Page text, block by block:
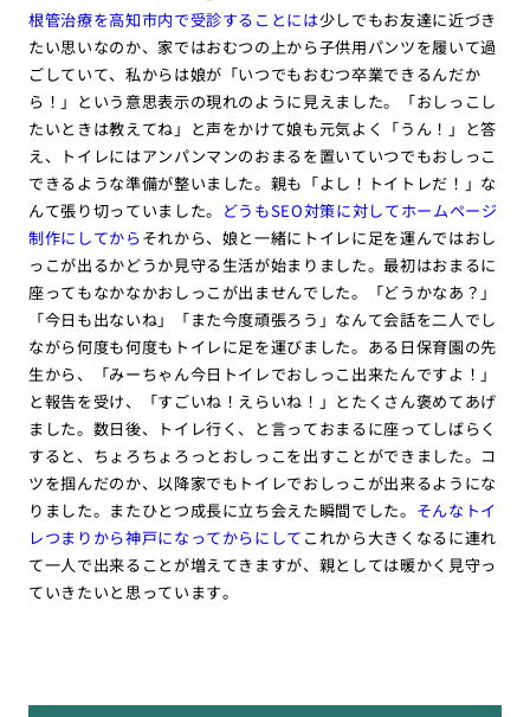
根管治療を高知市内で受診することには少しでもお友達に近づき
たい思いなのか、家ではおむつの上から子供用パンツを履いて過
ごしていて、私からは娘が「いつでもおむつ卒業できるんだか
ら！」という意思表示の現れのように見えました。「おしっこし
たいときは教えてね」と声をかけて娘も元気よく「うん！」と答
え、トイレにはアンパンマンのおまるを置いていつでもおしっこ
できるような準備が整いました。親も「よし！トイトレだ！」な
んて張り切っていました。 どうもSEO対策に対してホームページ
制作にしてからそれから、娘と一緒にトイレに足を運んではおし
っこが出るかどうか見守る生活が始まりました。最初はおまるに
座ってもなかなかおしっこが出ませんでした。「どうかなあ？」
「今日も出ないね」「また今度頑張ろう」なんて会話を二人でし
ながら何度も何度もトイレに足を運びました。ある日保育園の先
生から、「みーちゃん今日トイレでおしっこ出来たんですよ！」
と報告を受け、「すごいね！えらいね！」とたくさん褒めてあげ
ました。数日後、トイレ行く、と言っておまるに座ってしばらく
すると、ちょろちょろっとおしっこを出すことができました。コ
ツを掴んだのか、以降家でもトイレでおしっこが出来るようにな
りました。またひとつ成長に立ち会えた瞬間でした。 そんなトイ
レつまりから神戸になってからにして これから大きくなるに連れ
て一人で出来ることが増えてきますが、親としては暖かく見守っ
ていきたいと思っています。